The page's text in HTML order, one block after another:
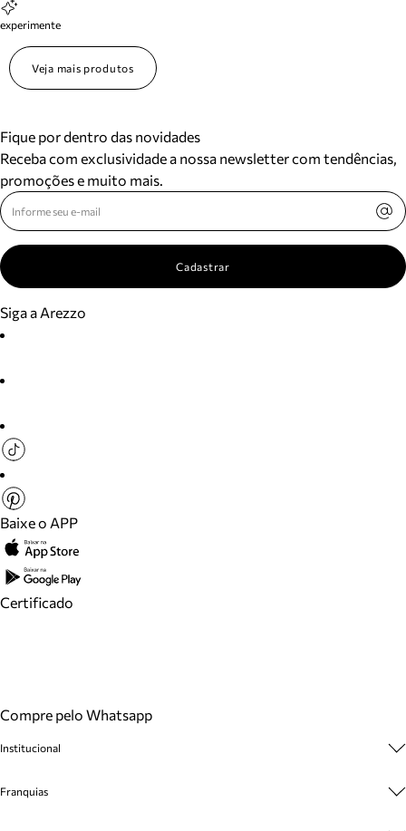
experimente
Veja mais produtos
Fique por dentro das novidades
Receba com exclusividade a nossa newsletter com tendências,
promoções e muito mais.
Cadastrar
Siga a Arezzo
Baixe o APP
Certificado
Compre pelo Whatsapp
Institucional
Cashback
Franquias